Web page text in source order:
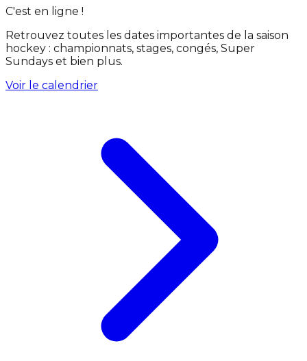
C'est en ligne !
Retrouvez toutes les dates importantes de la saison
hockey : championnats, stages, congés, Super
Sundays et bien plus.
Voir le calendrier